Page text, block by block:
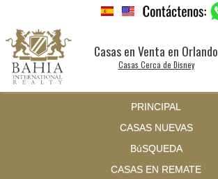
Casas en Venta en Orlando
Casas Cerca de Disney
PRINCIPAL
CASAS NUEVAS
BúSQUEDA
CASAS EN REMATE